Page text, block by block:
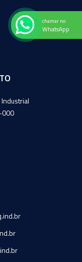
000
chamar no
WhatsApp